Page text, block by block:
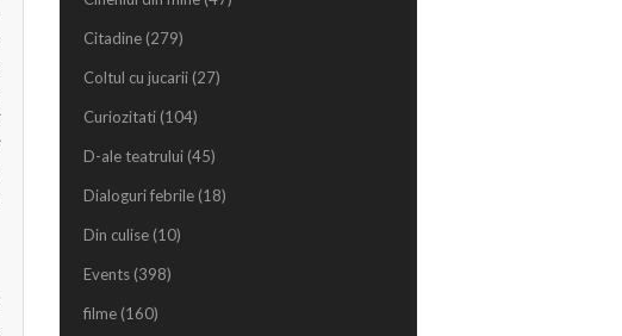
Citadine (279)
Coltul cu jucarii (27)
Curiozitati (104)
D-ale teatrului (45)
Dialoguri febrile (18)
Din culise (10)
Events (398)
filme (160)